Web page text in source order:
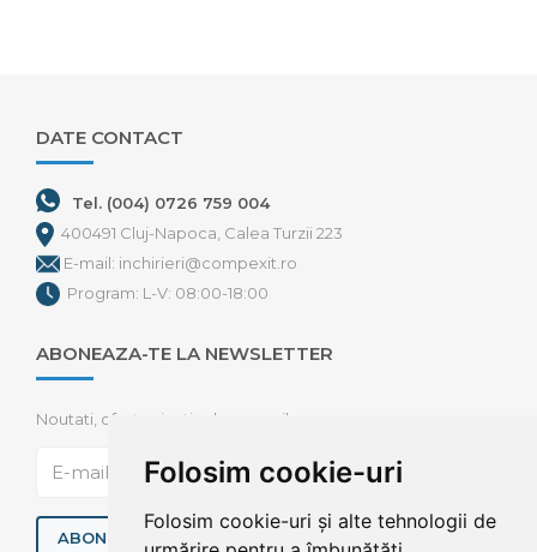
Folosim cookie-uri
Folosim cookie-uri și alte tehnologii de
DATE CONTACT
Tel. (004) 0726 759 004
400491 Cluj-Napoca, Calea Turzii 223
E-mail: inchirieri@compexit.ro
Program: L-V: 08:00-18:00
ABONEAZA-TE LA NEWSLETTER
Noutati, oferte si articole pe mail
ABONEAZA-TE